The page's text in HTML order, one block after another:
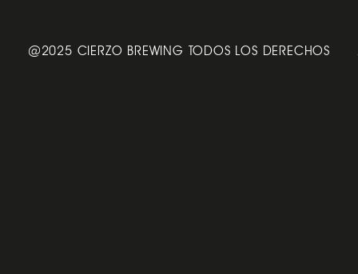
@2025 CIERZO BREWING TODOS LOS DERECHOS